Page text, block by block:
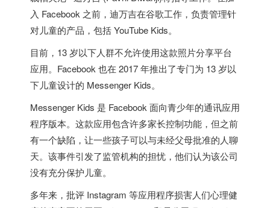
入 Facebook 之前，迪万吉在谷歌工作，负责管理针
对儿童的产品，包括 YouTube Kids。
目前，13 岁以下人群不允许使用这款照片分享平台
应用。Facebook 也在 2017 年推出了专门为 13 岁以
下儿童设计的 Messenger Kids。
Messenger Kids 是 Facebook 面向青少年的通讯应用
程序版本。这款应用包含许多家长控制功能，但之前
有一个缺陷，让一些孩子可以与未经父母批准的人聊
天。该事件引发了监管机构的担忧，他们认为该公司
没有充分保护儿童。
多年来，批评 Instagram 等应用程序损害人们心理健